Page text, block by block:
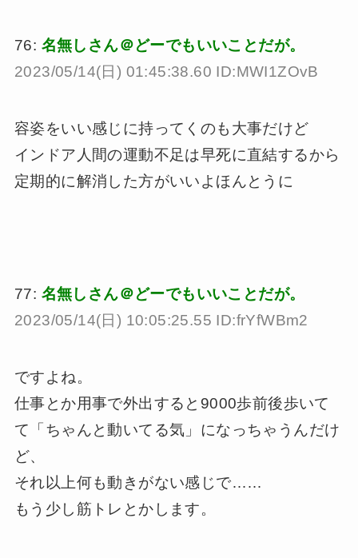
76: 名無しさん＠どーでもいいことだが。
2023/05/14(日) 01:45:38.60 ID:MWI1ZOvB
容姿をいい感じに持ってくのも大事だけど
インドア人間の運動不足は早死に直結するから
定期的に解消した方がいいよほんとうに
77: 名無しさん＠どーでもいいことだが。
2023/05/14(日) 10:05:25.55 ID:frYfWBm2
ですよね。
仕事とか用事で外出すると9000歩前後歩いて
て「ちゃんと動いてる気」になっちゃうんだけ
ど、
それ以上何も動きがない感じで……
もう少し筋トレとかします。